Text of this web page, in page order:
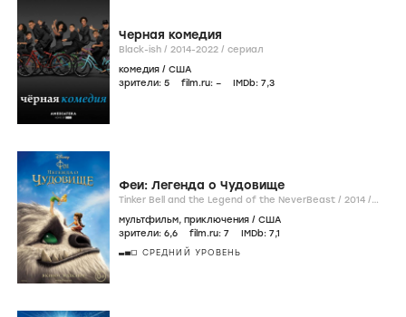
Черная комедия
Black-ish / 2014-2022 / сериал
комедия / США
зрители: 5 film.ru: – IMDb: 7,3
Феи: Легенда о Чудовище
Tinker Bell and the Legend of the NeverBeast / 2014 /
мультфильм, приключения / США
зрители: 6,6 film.ru: 7 IMDb: 7,1
СРЕДНИЙ УРОВЕНЬ